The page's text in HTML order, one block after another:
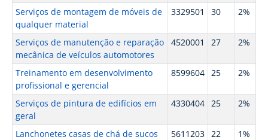
Serviços de montagem de móveis de
qualquer material
3329501 30 2%
Serviços de manutenção e reparação
mecânica de veículos automotores
4520001 27 2%
Treinamento em desenvolvimento
profissional e gerencial
8599604 25 2%
Serviços de pintura de edifícios em
geral
4330404 25 2%
Lanchonetes casas de chá de sucos
5611203 22 1%